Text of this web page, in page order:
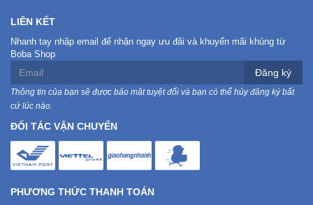
LIÊN KẾT
Nhanh tay nhập email để nhận ngay ưu đãi và khuyến mãi khủng từ
Boba Shop
Đăng ký
Thông tin của bạn sẽ được bảo mật tuyệt đối và bạn có thể hủy đăng ký bất
cứ lúc nào.
ĐỐI TÁC VẬN CHUYỂN
PHƯƠNG THỨC THANH TOÁN